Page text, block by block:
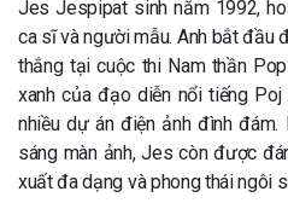
Jes Jespipat sinh năm 1992,
ca sĩ và người mẫu. Anh bắt đầu
thắng tại cuộc thi Nam thần
xanh của đạo diễn nổi tiếng
nhiều dự án điện ảnh đình
sáng màn ảnh, Jes còn được
xuất đa dạng và phong thái ngôi